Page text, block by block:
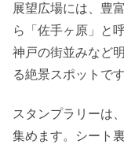
展望広場には、豊
ら「佐手ヶ原」と
神戸の街並みなど
る絶景スポットです
スタンプラリーは
集めます。シート